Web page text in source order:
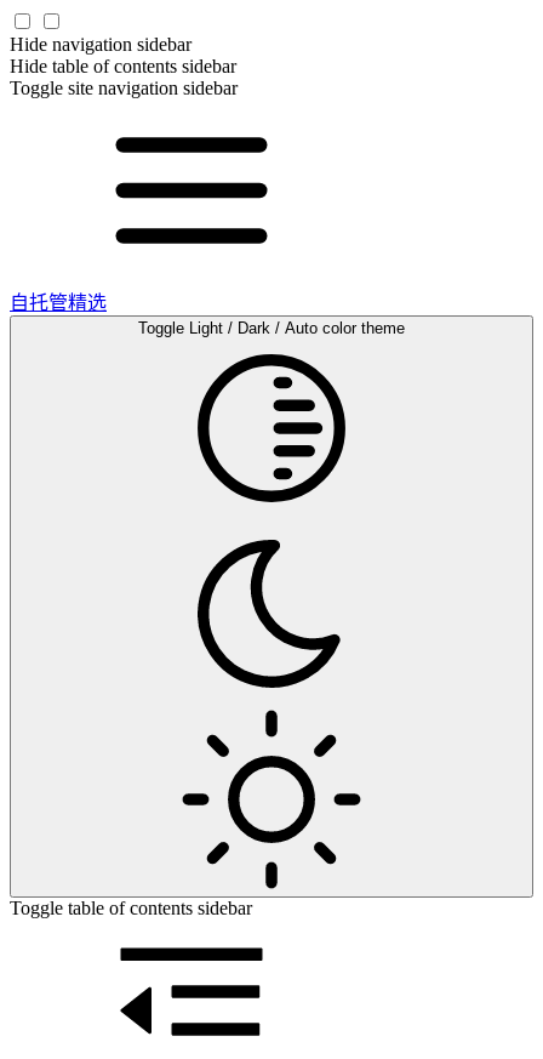
Hide navigation sidebar
Hide table of contents sidebar
Toggle site navigation sidebar
自托管精选
Toggle Light / Dark / Auto color theme
Toggle table of contents sidebar